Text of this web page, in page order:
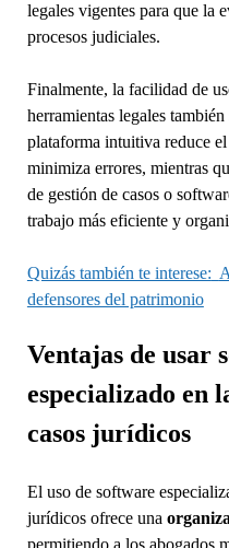
legales vigentes para que la
procesos judiciales.
Finalmente, la facilidad de
herramientas legales
plataforma intuitiva reduce
minimiza errores, mientras
de gestión de casos o
trabajo más eficiente y
Quizás también te interese:
defensores del patrimonio
Ventajas de usar
especializado en
casos jurídicos
El uso de software
jurídicos ofrece una
permitiendo a los abogados